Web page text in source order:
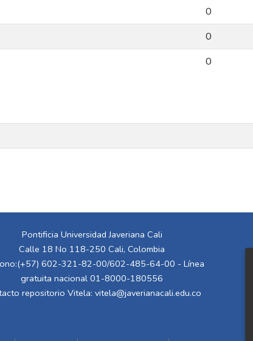
0
0
0
Pontificia Universidad Javeriana Cali
Calle 18 No 118-250 Cali, Colombia
602-321-82-00/602-485-64-00 - Línea
gratuita nacional 01-8000-180556
repositorio Vitela: vitela@javerianacali.edu.co